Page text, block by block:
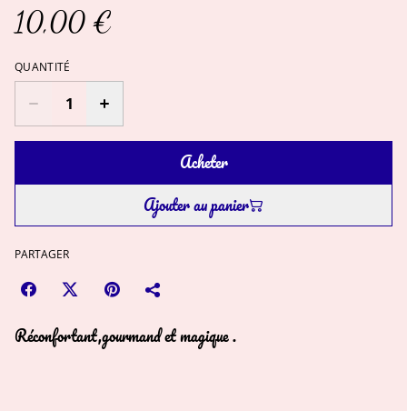
10,00 €
QUANTITÉ
Acheter
Ajouter au panier
PARTAGER
Réconfortant,gourmand et magique .